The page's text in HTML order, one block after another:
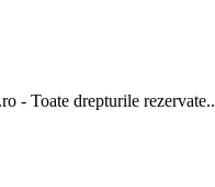
- Toate drepturile rezervate..